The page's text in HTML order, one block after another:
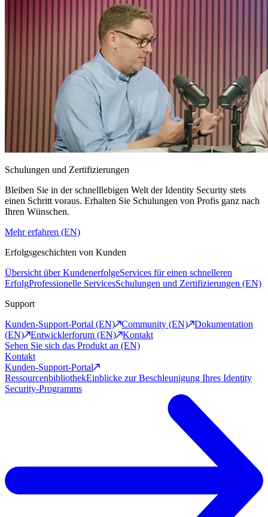
Schulungen und Zertifizierungen
Bleiben Sie in der schnelllebigen Welt der Identity Security stets
einen Schritt voraus. Erhalten Sie Schulungen von Profis ganz nach
Ihren Wünschen.
Mehr erfahren (EN)
Erfolgsgeschichten von Kunden
Übersicht über KundenerfolgeServices für einen schnelleren
ErfolgProfessionelle ServicesSchulungen und Zertifizierungen (EN)
Support
Kunden-Support-Portal (EN)
Community (EN)
Dokumentation
(EN)
Entwicklerforum (EN)
Kontakt
Sehen Sie sich das Produkt an (EN)
Kontakt
Kunden-Support-Portal
RessourcenbibliothekEinblicke zur Beschleunigung Ihres Identity
Security-Programms